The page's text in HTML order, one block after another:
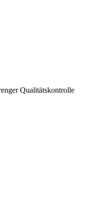
Qualitätskontrolle